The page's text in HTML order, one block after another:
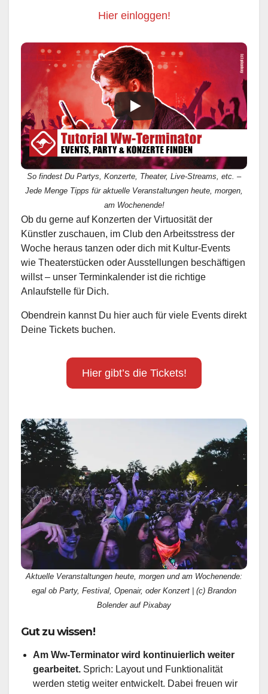
Hier einloggen!
So findest Du Partys, Konzerte, Theater, Live-Streams, etc. –
Jede Menge Tipps für aktuelle Veranstaltungen heute, morgen,
am Wochenende!
Ob du gerne auf Konzerten der Virtuosität der
Künstler zuschauen, im Club den Arbeitsstress der
Woche heraus tanzen oder dich mit Kultur-Events
wie Theaterstücken oder Ausstellungen beschäftigen
willst – unser Terminkalender ist die richtige
Anlaufstelle für Dich.
Obendrein kannst Du hier auch für viele Events direkt
Deine Tickets buchen.
Hier gibt’s die Tickets!
Aktuelle Veranstaltungen heute, morgen und am Wochenende:
egal ob Party, Festival, Openair, oder Konzert | (c) Brandon
Bolender auf Pixabay
Gut zu wissen!
Am Ww-Terminator wird kontinuierlich weiter
gearbeitet. Sprich: Layout und Funktionalität
werden stetig weiter entwickelt. Dabei freuen wir